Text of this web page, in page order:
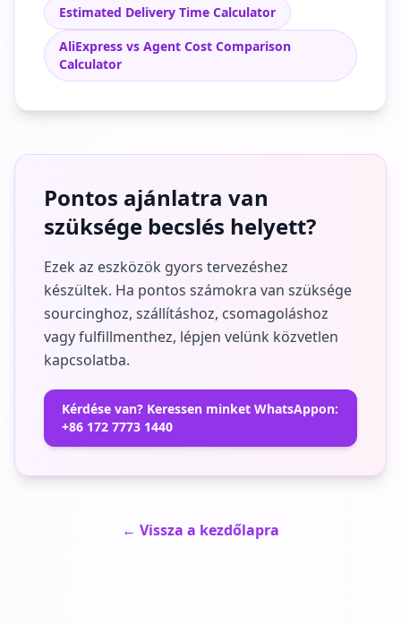
Estimated Delivery Time Calculator
AliExpress vs Agent Cost Comparison
Calculator
Pontos ajánlatra van
szüksége becslés helyett?
Ezek az eszközök gyors tervezéshez
készültek. Ha pontos számokra van szüksége
sourcinghoz, szállításhoz, csomagoláshoz
vagy fulfillmenthez, lépjen velünk közvetlen
kapcsolatba.
Kérdése van? Keressen minket WhatsAppon:
+86 172 7773 1440
← Vissza a kezdőlapra